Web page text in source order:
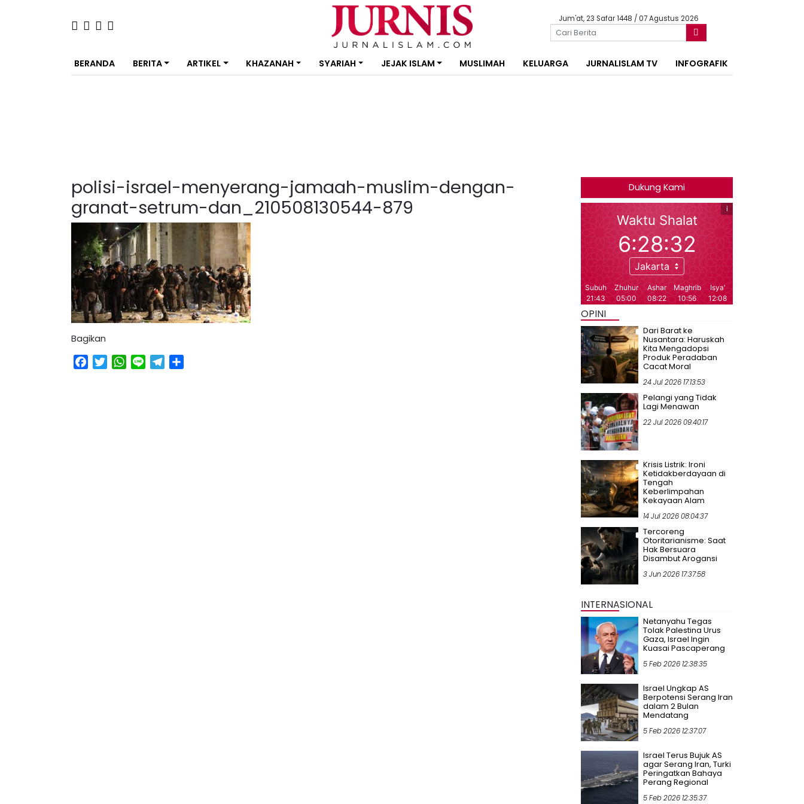
Jum'at, 23 Safar 1448 / 07 Agustus 2026
BERANDA BERITA ARTIKEL KHAZANAH SYARIAH JEJAK ISLAM MUSLIMAH KELUARGA JURNALISLAM TV INFOGRAFIK
polisi-israel-menyerang-jamaah-muslim-dengan-
granat-setrum-dan_210508130544-879
Bagikan
Facebook
TwitterWhatsApp
Line Telegram
Dukung Kami
OPINI
Dari Barat ke
Nusantara: Haruskah
Kita Mengadopsi
Produk Peradaban
Cacat Moral
24 Jul 2026 17:13:53
Pelangi yang Tidak
Lagi Menawan
22 Jul 2026 09:40:17
Krisis Listrik: Ironi
Ketidakberdayaan di
Tengah
Keberlimpahan
Kekayaan Alam
14 Jul 2026 08:04:37
Tercoreng
Otoritarianisme: Saat
Hak Bersuara
Disambut Arogansi
3 Jun 2026 17:37:58
INTERNASIONAL
Netanyahu Tegas
Tolak Palestina Urus
Gaza, Israel Ingin
Kuasai Pascaperang
5 Feb 2026 12:38:35
Israel Ungkap AS
Berpotensi Serang Iran
dalam 2 Bulan
Mendatang
5 Feb 2026 12:37:07
Israel Terus Bujuk AS
agar Serang Iran, Turki
Peringatkan Bahaya
Perang Regional
5 Feb 2026 12:35:37